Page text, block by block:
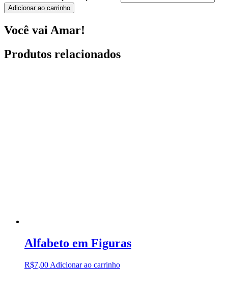
Adicionar ao carrinho
Você vai Amar!
Produtos relacionados
Alfabeto em Figuras
R$7,00 Adicionar ao carrinho